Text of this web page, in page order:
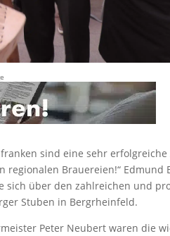
sind eine sehr erfolgreiche
Brauereien!“ Edmund
sich über den zahlreichen und
Stuben in Bergrheinfeld.
Peter Neubert waren die